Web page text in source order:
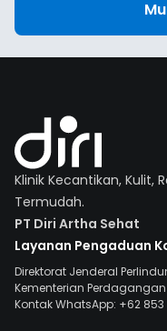
Klinik Kecantikan, Kulit,
Termudah.
PT Diri Artha Sehat
Layanan Pengaduan
Direktorat Jenderal
Kementerian Perdagangan
Kontak WhatsApp: +62 853